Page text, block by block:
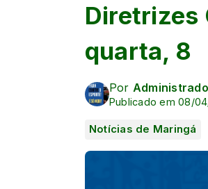
Diretrizes
quarta, 8
Por
Publicado em 08/
Notícias de Maringá